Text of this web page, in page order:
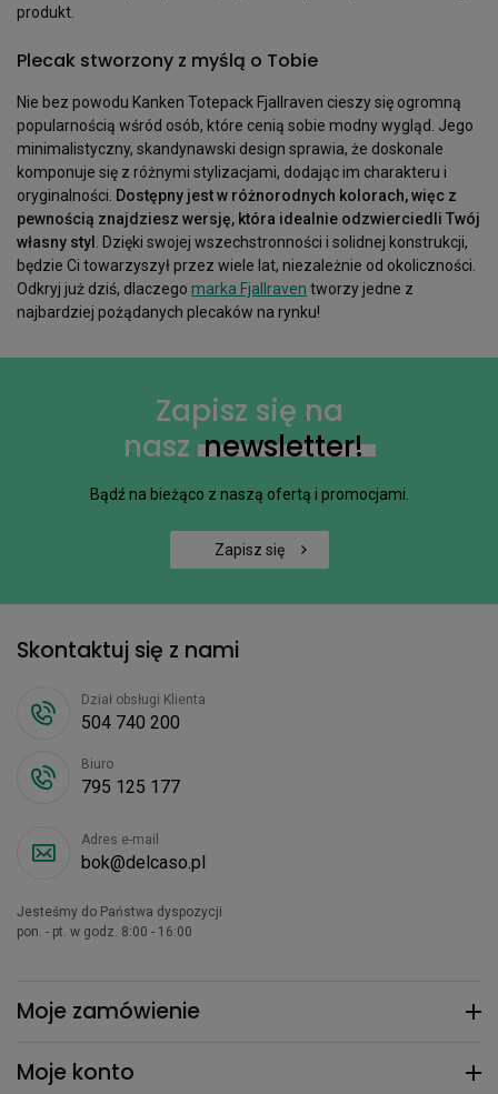
produkt.
Plecak stworzony z myślą o Tobie
Nie bez powodu Kanken Totepack Fjallraven cieszy się ogromną
popularnością wśród osób, które cenią sobie modny wygląd. Jego
minimalistyczny, skandynawski design sprawia, że doskonale
komponuje się z różnymi stylizacjami, dodając im charakteru i
oryginalności. Dostępny jest w różnorodnych kolorach, więc z
pewnością znajdziesz wersję, która idealnie odzwierciedli Twój
własny styl
. Dzięki swojej wszechstronności i solidnej konstrukcji,
będzie Ci towarzyszył przez wiele lat, niezależnie od okoliczności.
Odkryj już dziś, dlaczego marka Fjallraven tworzy jedne z
najbardziej pożądanych plecaków na rynku!
Zapisz się na
nasz newsletter!
Bądź na bieżąco z naszą ofertą i promocjami.
Zapisz się
Moje zamówienie
Moje konto
Skontaktuj się z nami
Dział obsługi Klienta
504 740 200
Biuro
795 125 177
Adres e-mail
bok@delcaso.pl
Jesteśmy do Państwa dyspozycji
pon. - pt. w godz. 8:00 - 16:00